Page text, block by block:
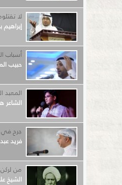
لا
أسباب
حبيب
المعبد
الشاعر
جرح في
فريد عبد
من
الشيخ